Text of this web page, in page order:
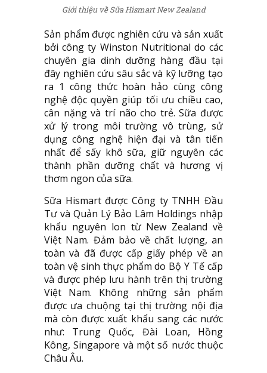
Giới thiệu về Sữa Hismart New Zealand
Sản phẩm được nghiên cứu và sản xuất
bởi công ty Winston Nutritional do các
chuyên gia dinh dưỡng hàng đầu tại
đây nghiên cứu sâu sắc và kỹ lưỡng tạo
ra 1 công thức hoàn hảo cùng công
nghệ độc quyền giúp tối ưu chiều cao,
cân nặng và trí não cho trẻ. Sữa được
xử lý trong môi trường vô trùng, sử
dụng công nghệ hiện đại và tân tiến
nhất để sấy khô sữa, giữ nguyên các
thành phần dưỡng chất và hương vị
thơm ngon của sữa.
Sữa Hismart được Công ty TNHH Đầu
Tư và Quản Lý Bảo Lâm Holdings nhập
khẩu nguyên lon từ New Zealand về
Việt Nam. Đảm bảo về chất lượng, an
toàn và đã được cấp giấy phép về an
toàn vệ sinh thực phẩm do Bộ Y Tế cấp
và được phép lưu hành trên thị trường
Việt Nam. Không những sản phẩm
được ưa chuộng tại thị trường nội địa
mà còn được xuất khẩu sang các nước
như: Trung Quốc, Đài Loan, Hồng
Kông, Singapore và một số nước thuộc
Châu Âu.